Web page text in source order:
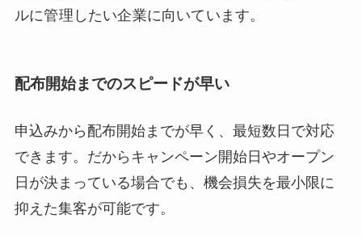
ルに管理したい企業に向いています。
配布開始までのスピードが早い
申込みから配布開始までが早く、最短数日で対応
できます。だからキャンペーン開始日やオープン
日が決まっている場合でも、機会損失を最小限に
抑えた集客が可能です。